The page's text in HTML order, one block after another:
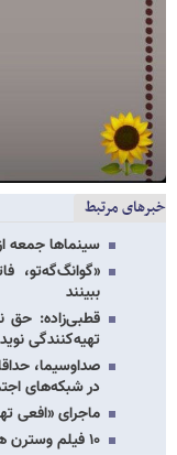
خبرهای مرتبط
سینماها جمعه از ساعت ۱۸
«گوانگ‌گه‌تو،
ببینند
قطبی‌زاده: حق
تهیه‌کنندگی
صداوسیما،
در شبکه‌های
ماجرای «افعی
۱۰ فیلم وسترن هیجان‌انگیز که حتما باید ببینید